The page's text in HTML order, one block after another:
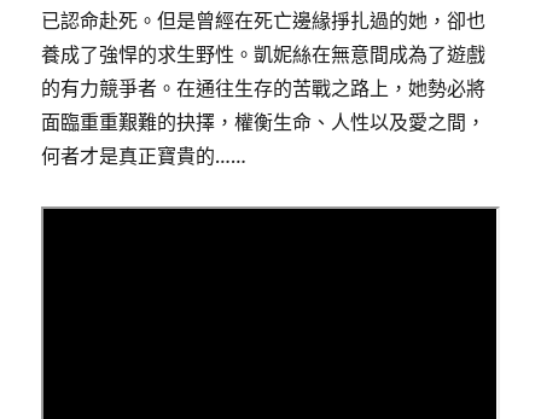
已認命赴死。但是曾經在死亡邊緣掙扎過的她，卻也
養成了強悍的求生野性。凱妮絲在無意間成為了遊戲
的有力競爭者。在通往生存的苦戰之路上，她勢必將
面臨重重艱難的抉擇，權衡生命、人性以及愛之間，
何者才是真正寶貴的……